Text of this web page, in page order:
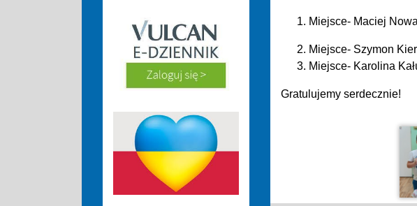
Miejsce- Maciej
Miejsce- Szymon
Miejsce- Karolina
Gratulujemy serdecznie!